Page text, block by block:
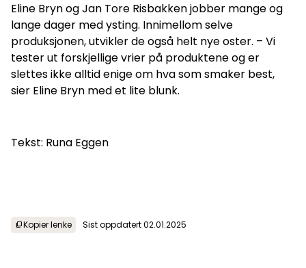
Eline Bryn og Jan Tore Risbakken jobber mange og
lange dager med ysting. Innimellom selve
produksjonen, utvikler de også helt nye oster. – Vi
tester ut forskjellige vrier på produktene og er
slettes ikke alltid enige om hva som smaker best,
sier Eline Bryn med et lite blunk.
Tekst: Runa Eggen
content_copyKopier lenke Sist oppdatert 02.01.2025